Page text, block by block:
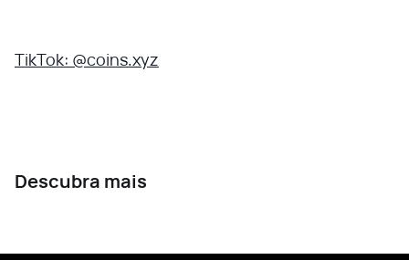
TikTok: @coins.xyz
Descubra mais